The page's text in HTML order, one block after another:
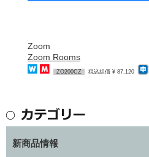
Zoom
Zoom Rooms
ZO200CZ 税込組価 ¥ 87,120
新商品情報